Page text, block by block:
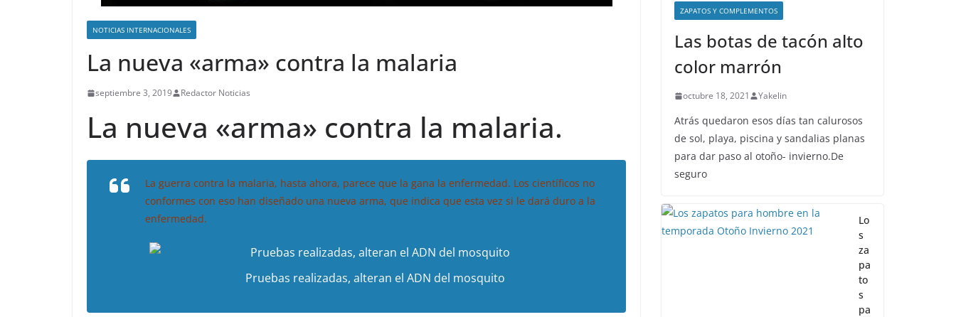
NOTICIAS INTERNACIONALES
La nueva «arma» contra la malaria
septiembre 3, 2019 Redactor Noticias
La nueva «arma» contra la malaria.
La guerra contra la malaria, hasta ahora, parece que la gana la enfermedad. Los científicos no
conformes con eso han diseñado una nueva arma, que indica que esta vez si le dará duro a la
enfermedad.
Pruebas realizadas, alteran el ADN del mosquito
ZAPATOS Y COMPLEMENTOS
Las botas de tacón alto
color marrón
octubre 18, 2021 Yakelin
Atrás quedaron esos días tan calurosos
de sol, playa, piscina y sandalias planas
para dar paso al otoño- invierno.De
seguro
Lo
s
za
pa
to
s
pa